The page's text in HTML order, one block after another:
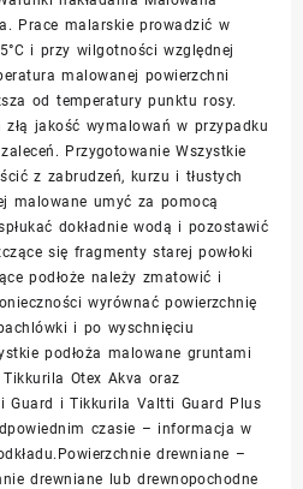
Prace malarskie prowadzić w
i przy wilgotności względnej
malowanej powierzchni
od temperatury punktu rosy.
jakość wymalowań w przypadku
Przygotowanie Wszystkie
z zabrudzeń, kurzu i tłustych
malowane umyć za pomocą
dokładnie wodą i pozostawić
się fragmenty starej powłoki
podłoże należy zmatowić i
wyrównać powierzchnię
i po wyschnięciu
podłoża malowane gruntami
Otex Akva oraz
Guard i Tikkurila Valtti Guard Plus
czasie – informacja w
drewniane –
drewniane lub drewnopochodne